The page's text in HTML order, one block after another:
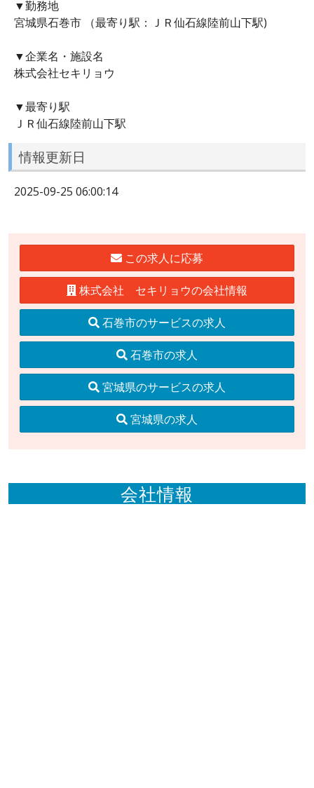
▼勤務地
宮城県石巻市 （最寄り駅：ＪＲ仙石線陸前山下駅)
▼企業名・施設名
株式会社セキリョウ
▼最寄り駅
ＪＲ仙石線陸前山下駅
情報更新日
2025-09-25 06:00:14
この求人に応募
株式会社 セキリョウの会社情報
石巻市のサービスの求人
石巻市の求人
宮城県のサービスの求人
宮城県の求人
会社情報